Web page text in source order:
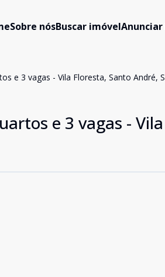
Sobre nósBuscar imóvel
e 3 vagas - Vila Floresta, Santo André,
e 3 vagas -